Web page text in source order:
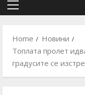
Primary
Home
Новини
Топлата пролет
градусите се